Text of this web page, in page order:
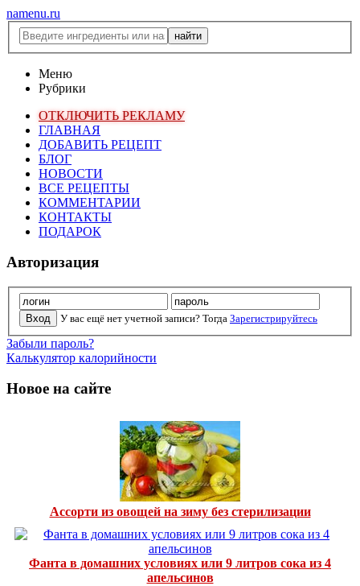
namenu.ru
Меню
Рубрики
ОТКЛЮЧИТЬ РЕКЛАМУ
ГЛАВНАЯ
ДОБАВИТЬ РЕЦЕПТ
БЛОГ
НОВОСТИ
ВСЕ РЕЦЕПТЫ
КОММЕНТАРИИ
КОНТАКТЫ
ПОДАРОК
Авторизация
У вас ещё нет учетной записи? Тогда Зарегистрируйтесь
Забыли пароль?
Калькулятор калорийности
Новое на сайте
Ассорти из овощей на зиму без стерилизации
Фанта в домашних условиях или 9 литров сока из 4
апельсинов